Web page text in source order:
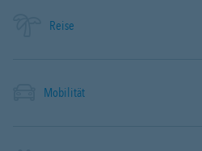
Reise
Mobilität